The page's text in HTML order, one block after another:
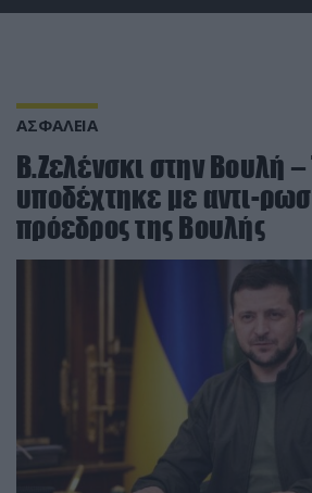
ΑΣΦΑΛΕΙΑ
Β.Ζελένσκι στην Βουλή –
υποδέχτηκε με αντι-
πρόεδρος της Βουλής